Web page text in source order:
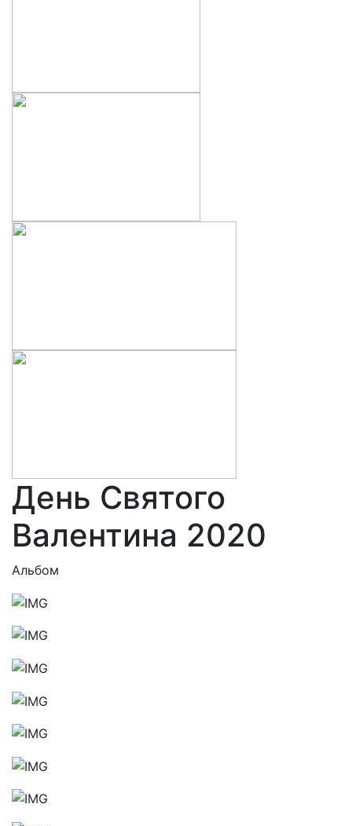
День Святого
Валентина 2020
Альбом